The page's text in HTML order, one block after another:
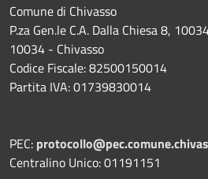
Comune di Chivasso
P.za Gen.le C.A. Dalla Chiesa 8,
10034 - Chivasso
Codice Fiscale: 82500150014
Partita IVA: 01739830014
PEC:
Centralino Unico: 01191151